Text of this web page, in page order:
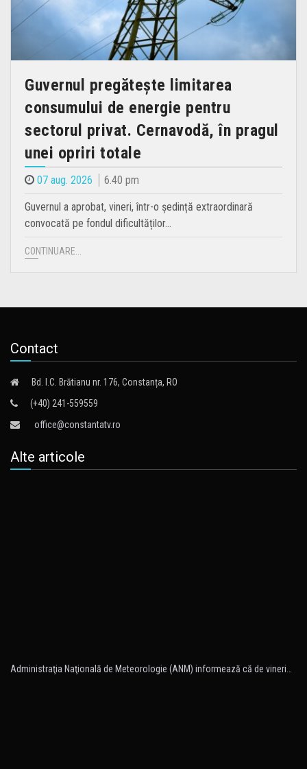
Guvernul pregătește limitarea
consumului de energie pentru
sectorul privat. Cernavodă, în pragul
unei opriri totale
07 aug. 2026 6.40 pm
Guvernul a aprobat, vineri, într-o ședință extraordinară
convocată pe fondul dificultăților…
CONTINUARE...
Contact
Bd. I.C. Brătianu nr. 176, Constanța, RO
(+40) 241-559559
office@constantatv.ro
Alte articole
Administraţia Naţională de Meteorologie (ANM) informează că de vineri…